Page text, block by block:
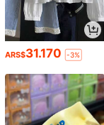
ARS$31.170 -3%